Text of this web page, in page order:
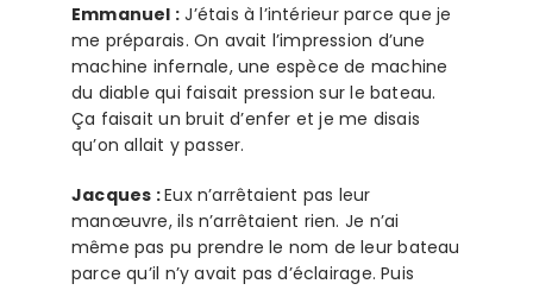
Emmanuel : J’étais à l’intérieur parce que je
me préparais. On avait l’impression d’une
machine infernale, une espèce de machine
du diable qui faisait pression sur le bateau.
Ça faisait un bruit d’enfer et je me disais
qu’on allait y passer.
Jacques :Eux n’arrêtaient pas leur
manœuvre, ils n’arrêtaient rien. Je n’ai
même pas pu prendre le nom de leur bateau
parce qu’il n’y avait pas d’éclairage. Puis